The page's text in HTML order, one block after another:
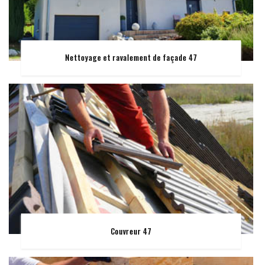
Nettoyage et ravalement de façade 47
Couvreur 47